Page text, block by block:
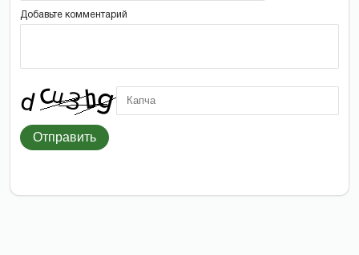
Добавьте комментарий
Отправить